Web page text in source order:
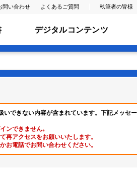
問い合わせ よくあるご質問 執筆者の皆様
デジタルコンテンツ
できない内容が含まれています。下記メッセ
ンできません｡
再アクセスをお願いいたします。
お電話でお問い合わせください。